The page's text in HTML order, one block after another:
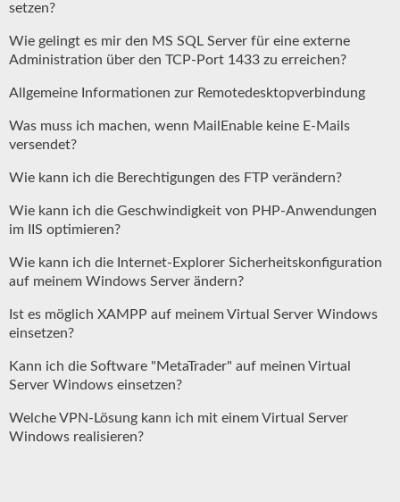
setzen?
Wie gelingt es mir den MS SQL Server für eine externe
Administration über den TCP-Port 1433 zu erreichen?
Allgemeine Informationen zur Remotedesktopverbindung
Was muss ich machen, wenn MailEnable keine E-Mails
versendet?
Wie kann ich die Berechtigungen des FTP verändern?
Wie kann ich die Geschwindigkeit von PHP-Anwendungen
im IIS optimieren?
Wie kann ich die Internet-Explorer Sicherheitskonfiguration
auf meinem Windows Server ändern?
Ist es möglich XAMPP auf meinem Virtual Server Windows
einsetzen?
Kann ich die Software "MetaTrader" auf meinen Virtual
Server Windows einsetzen?
Welche VPN-Lösung kann ich mit einem Virtual Server
Windows realisieren?